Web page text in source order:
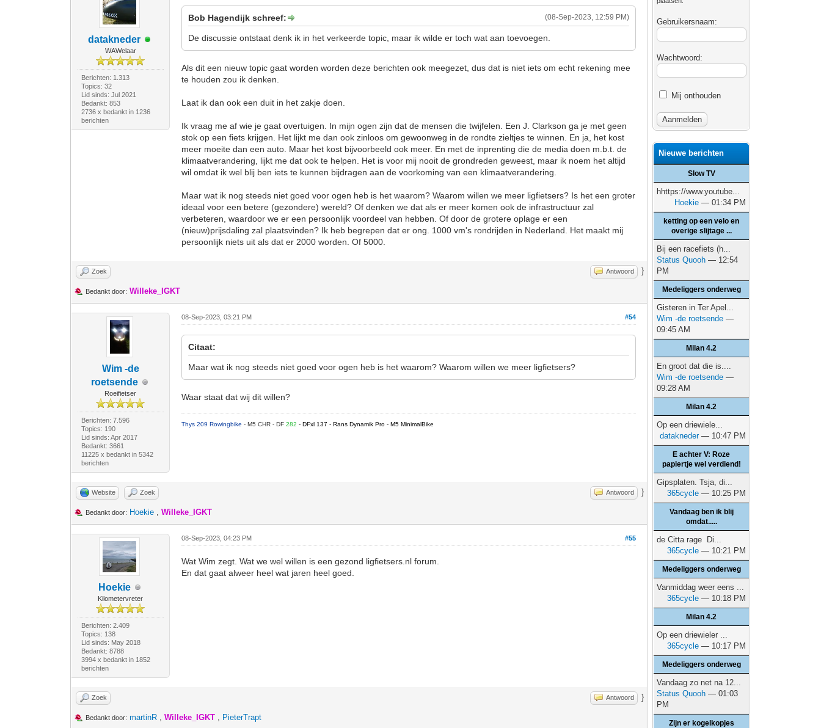
datakneder
WAWelaar
Berichten: 1.313
Topics: 32
Lid sinds: Jul 2021
Bedankt: 853
2736 x bedankt in 1236
berichten
(08-Sep-2023, 12:59 PM)
Bob Hagendijk schreef:
De discussie ontstaat denk ik in het verkeerde topic, maar ik wilde er toch wat aan toevoegen.
Als dit een nieuw topic gaat worden worden deze berichten ook meegezet, dus dat is niet iets om echt rekening mee
te houden zou ik denken.
Laat ik dan ook een duit in het zakje doen.
Ik vraag me af wie je gaat overtuigen. In mijn ogen zijn dat de mensen die twijfelen. Een J. Clarkson ga je met geen
stok op een fiets krijgen. Het lijkt me dan ook zinloos om gewoonweg in de rondte zieltjes te winnen. En ja, het kost
meer moeite dan een auto. Maar het kost bijvoorbeeld ook meer. En met de inprenting die de media doen m.b.t. de
klimaatverandering, lijkt me dat ook te helpen. Het is voor mij nooit de grondreden geweest, maar ik noem het altijd
wil omdat ik wel blij ben iets te kunnen bijdragen aan de voorkoming van een klimaatverandering.
Maar wat ik nog steeds niet goed voor ogen heb is het waarom? Waarom willen we meer ligfietsers? Is het een groter
ideaal voor een betere (gezondere) wereld? Of denken we dat als er meer komen ook de infrastructuur zal
verbeteren, waardoor we er een persoonlijk voordeel van hebben. Of door de grotere oplage er een
(nieuw)prijsdaling zal plaatsvinden? Ik heb begrepen dat er ong. 1000 vm's rondrijden in Nederland. Het maakt mij
persoonlijk niets uit als dat er 2000 worden. Of 5000.
Zoek Antwoord }
Bedankt door: Willeke_IGKT
Wim -de
roetsende
Roeifietser
Berichten: 7.596
Topics: 190
Lid sinds: Apr 2017
Bedankt: 3661
11225 x bedankt in 5342
berichten
#54
08-Sep-2023, 03:21 PM
Citaat:
Maar wat ik nog steeds niet goed voor ogen heb is het waarom? Waarom willen we meer ligfietsers?
Waar staat dat wij dit willen?
Thys 209 Rowingbike- M5 CHR - DF282- DFxl 137 - Rans Dynamik Pro - M5 MinimalBike
Website Zoek Antwoord }
Bedankt door: Hoekie ,Willeke_IGKT
Hoekie
Kilometervreter
Berichten: 2.409
Topics: 138
Lid sinds: May 2018
Bedankt: 8788
3994 x bedankt in 1852
berichten
#55
08-Sep-2023, 04:23 PM
Wat Wim zegt. Wat we wel willen is een gezond ligfietsers.nl forum.
En dat gaat alweer heel wat jaren heel goed.
Zoek Antwoord }
Bedankt door: martinR ,Willeke_IGKT , PieterTrapt
Gebruikersnaam:
Wachtwoord:
Mij onthouden
Nieuwe berichten
Slow TV
hhttps://www.youtube...
Hoekie — 01:34 PM
ketting op een velo en
overige slijtage ...
Bij een racefiets (h...
Status Quooh — 12:54
PM
Medeliggers onderweg
Gisteren in Ter Apel...
Wim -de roetsende —
09:45 AM
Milan 4.2
En groot dat die is....
Wim -de roetsende —
09:28 AM
Milan 4.2
Op een driewiele...
datakneder— 10:47 PM
E achter V: Roze
papiertje wel verdiend!
Gipsplaten. Tsja, di...
365cycle — 10:25 PM
Vandaag ben ik blij
omdat.....
de Citta rage Di...
365cycle — 10:21 PM
Medeliggers onderweg
Vanmiddag weer eens ...
365cycle — 10:18 PM
Milan 4.2
Op een driewieler ...
365cycle — 10:17 PM
Medeliggers onderweg
Vandaag zo net na 12...
Status Quooh — 01:03
PM
Zijn er kogelkopjes